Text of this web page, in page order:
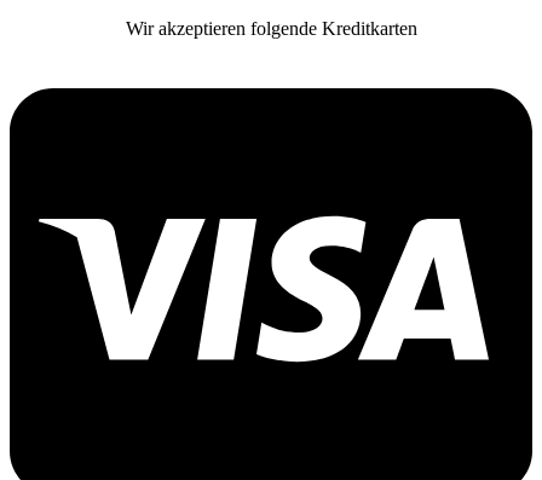
Wir akzeptieren folgende Kreditkarten